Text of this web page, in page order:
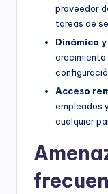
proveedor
tareas de
Dinámica
crecimiento
Acceso
empleados
cualquier